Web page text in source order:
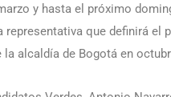
y hasta el próximo
representativa que definirá el
alcaldía de Bogotá en